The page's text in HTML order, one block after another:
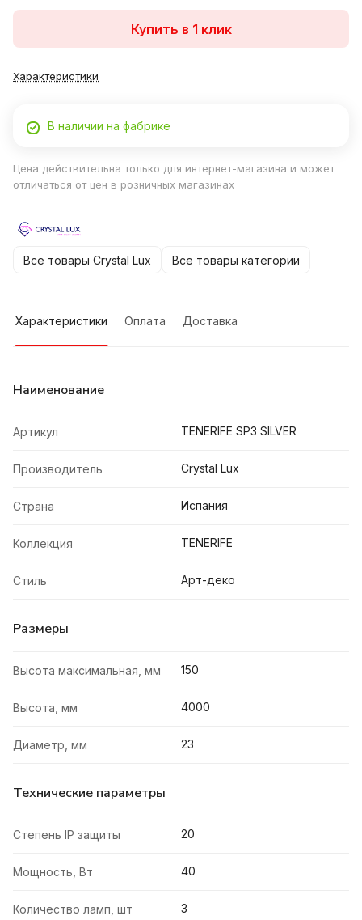
Купить в 1 клик
Характеристики
В наличии на фабрике
Цена действительна только для интернет-магазина и может
отличаться от цен в розничных магазинах
Все товары Crystal Lux Все товары категории
Характеристики Оплата Доставка
Наименование
Артикул TENERIFE SP3 SILVER
Производитель Crystal Lux
Страна Испания
Коллекция TENERIFE
Стиль Арт-деко
Размеры
Высота максимальная, мм 150
Высота, мм 4000
Диаметр, мм 23
Технические параметры
Степень IP защиты 20
Мощность, Вт 40
Количество ламп, шт 3